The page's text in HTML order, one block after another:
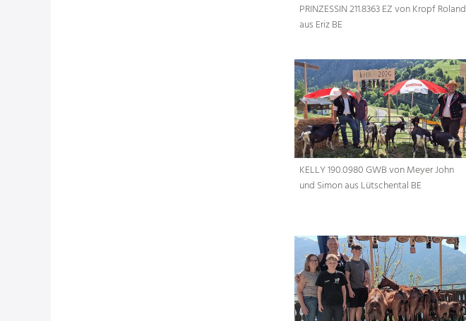
PRINZESSIN 211.8363 EZ von Kropf Roland
aus Eriz BE
KELLY 190.0980 GWB von Meyer John
und Simon aus Lütschental BE